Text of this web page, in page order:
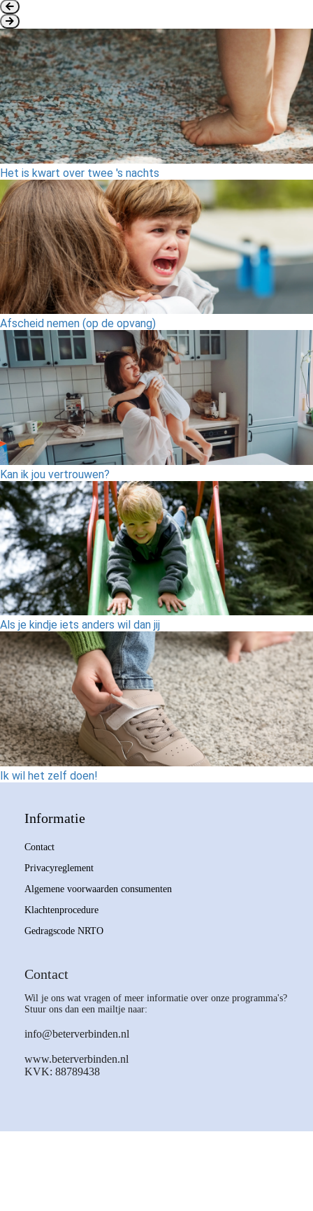
Het is kwart over twee 's nachts
Afscheid nemen (op de opvang)
Kan ik jou vertrouwen?
Als je kindje iets anders wil dan jij
Ik wil het zelf doen!
Informatie
Contact
Privacyreglement
Algemene voorwaarden consumenten
Klachtenprocedure
Gedragscode NRTO
Contact
Wil je ons wat vragen of meer informatie over onze programma's?
Stuur ons dan een mailtje naar:
info@beterverbinden.nl
www.beterverbinden.nl
KVK: 88789438